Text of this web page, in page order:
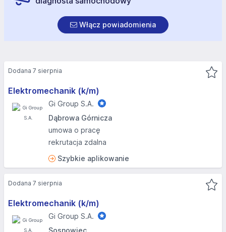
Włącz powiadomienia
Elektromechanik (k/m)
Gi Group S.A.
Dąbrowa Górnicza
umowa o pracę
rekrutacja zdalna
Szybkie aplikowanie
Dodana 7 sierpnia
Elektromechanik (k/m)
Gi Group S.A.
Sosnowiec
Dodana 7 sierpnia